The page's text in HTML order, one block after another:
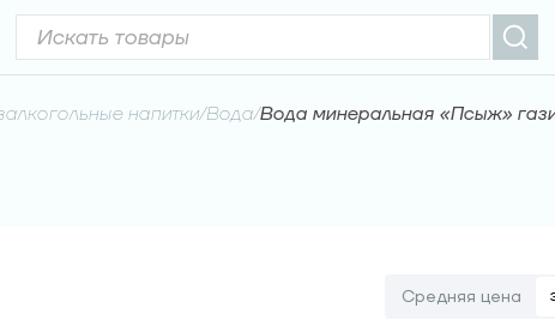
напитки/Вода/Вода минеральная «Псыж»
Средняя цена